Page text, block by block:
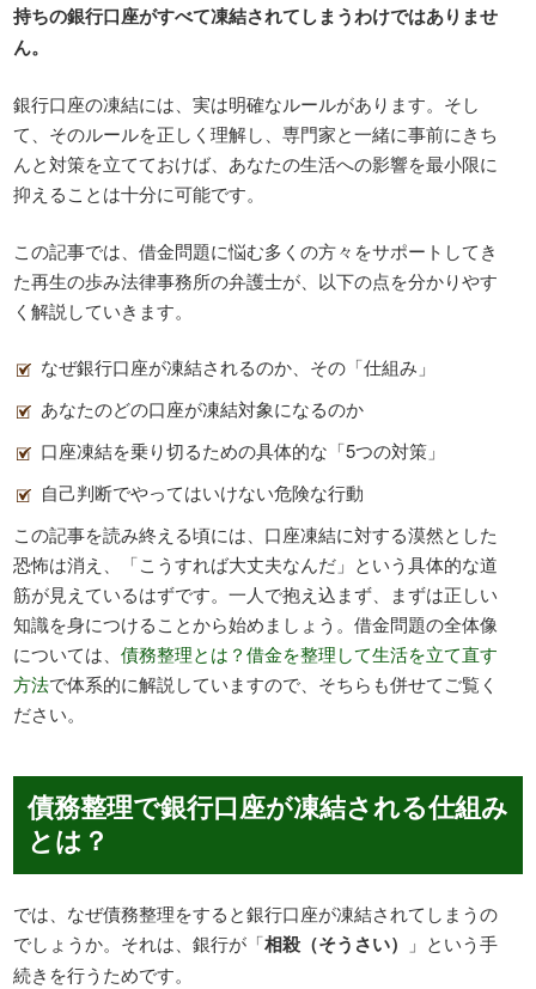
持ちの銀行口座がすべて凍結されてしまうわけではありませ
ん。
銀行口座の凍結には、実は明確なルールがあります。そし
て、そのルールを正しく理解し、専門家と一緒に事前にきち
んと対策を立てておけば、あなたの生活への影響を最小限に
抑えることは十分に可能です。
この記事では、借金問題に悩む多くの方々をサポートしてき
た再生の歩み法律事務所の弁護士が、以下の点を分かりやす
く解説していきます。
なぜ銀行口座が凍結されるのか、その「仕組み」
あなたのどの口座が凍結対象になるのか
口座凍結を乗り切るための具体的な「5つの対策」
自己判断でやってはいけない危険な行動
この記事を読み終える頃には、口座凍結に対する漠然とした
恐怖は消え、「こうすれば大丈夫なんだ」という具体的な道
筋が見えているはずです。一人で抱え込まず、まずは正しい
知識を身につけることから始めましょう。借金問題の全体像
については、債務整理とは？借金を整理して生活を立て直す
方法で体系的に解説していますので、そちらも併せてご覧く
ださい。
債務整理で銀行口座が凍結される仕組み
とは？
では、なぜ債務整理をすると銀行口座が凍結されてしまうの
でしょうか。それは、銀行が「相殺（そうさい）
」という手
続きを行うためです。